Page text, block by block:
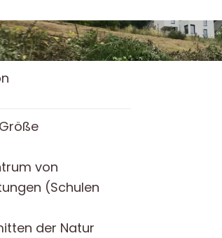
von
(Schulen
der Natur